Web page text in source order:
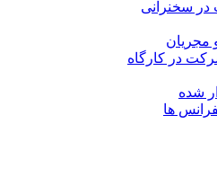
سخنرانی
در کارگاه
شده
ها